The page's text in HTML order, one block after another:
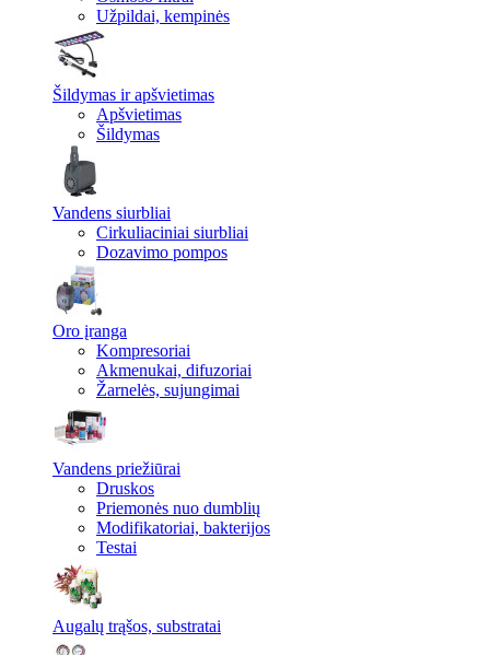
Užpildai, kempinės
Šildymas ir apšvietimas
Apšvietimas
Šildymas
Vandens siurbliai
Cirkuliaciniai siurbliai
Dozavimo pompos
Oro įranga
Kompresoriai
Akmenukai, difuzoriai
Žarnelės, sujungimai
Vandens priežiūrai
Druskos
Priemonės nuo dumblių
Modifikatoriai, bakterijos
Testai
Augalų trąšos, substratai